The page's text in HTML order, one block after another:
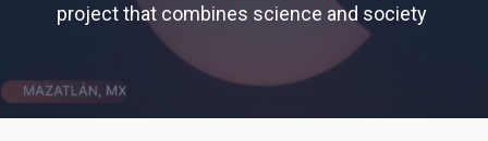
project that combines science and society